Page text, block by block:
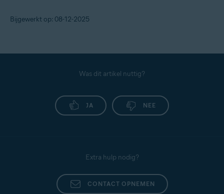
Bijgewerkt op: 08-12-2025
Was dit artikel nuttig?
JA NEE
Extra hulp nodig?
CONTACT OPNEMEN